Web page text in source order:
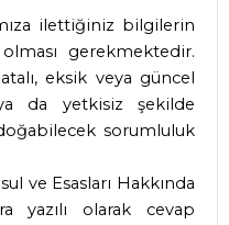
ilettiğiniz bilgilerin
gerekmektedir.
eksik veya güncel
da yetkisiz şekilde
sorumluluk
ve Esasları Hakkında
yazılı olarak cevap